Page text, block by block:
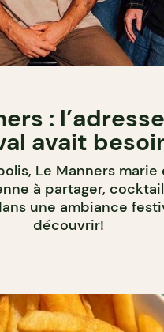
:
avait
Le Manners marie
à partager,
une ambiance
découvrir!